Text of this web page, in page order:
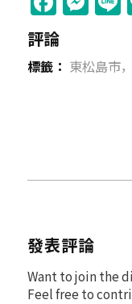
評論
標籤： 東松島市
發表評論
Want to join the
Feel free to